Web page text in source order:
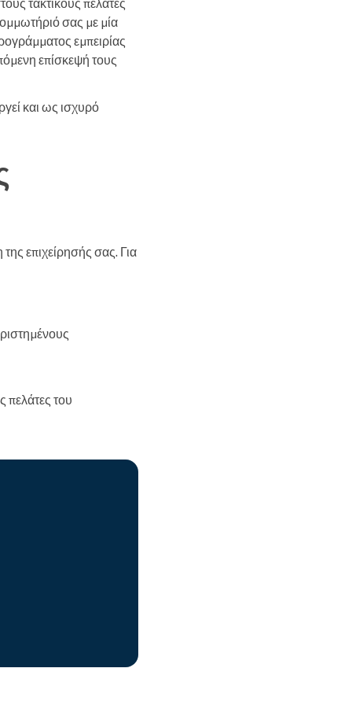
σας με μία
εμπειρίας
επίσκεψή τους
και ως ισχυρό
επιχείρησής σας. Για
πελάτες του